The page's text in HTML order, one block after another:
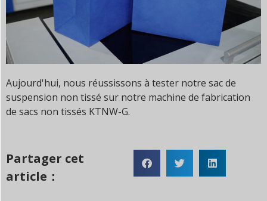
Aujourd'hui, nous réussissons à tester notre sac de
suspension non tissé sur notre machine de fabrication
de sacs non tissés KTNW-G.
Partager cet
article：